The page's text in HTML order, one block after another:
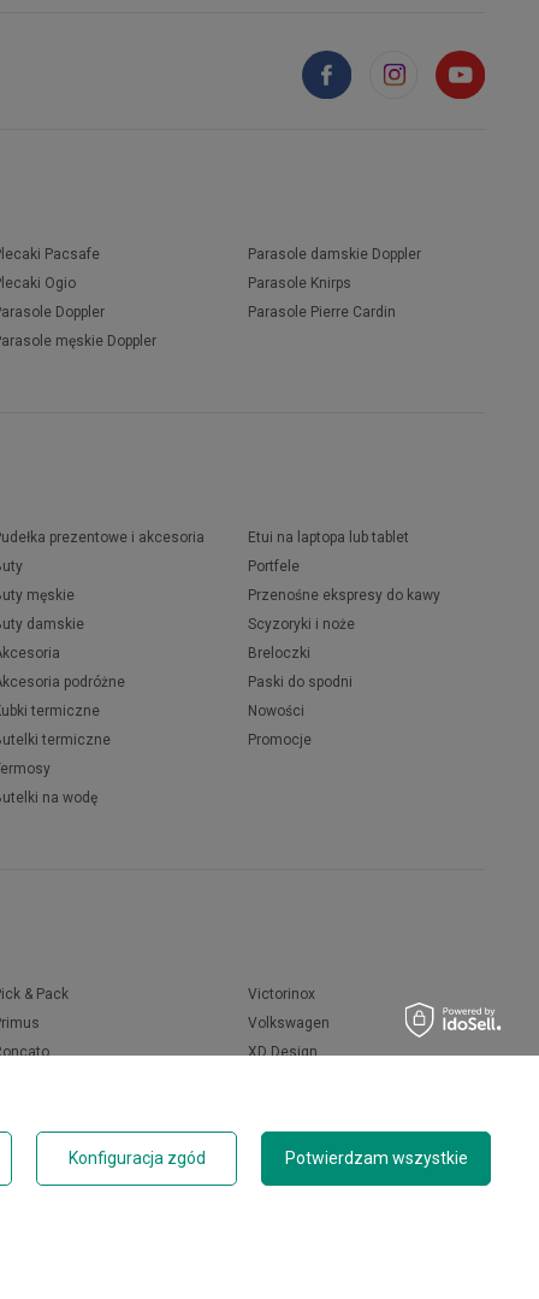
Pacsafe
Ogio
Doppler
męskie Doppler
Parasole damskie Doppler
Parasole Knirps
Parasole Pierre Cardin
prezentowe i akcesoria
męskie
damskie
podróżne
termiczne
termiczne
na wodę
Etui na laptopa lub tablet
Portfele
Przenośne ekspresy do kawy
Scyzoryki i noże
Breloczki
Paski do spodni
Nowości
Promocje
& Pack
Saxoline
Victorinox
Volkswagen
XD Design
VANS
Konfiguracja zgód Potwierdzam wszystkie